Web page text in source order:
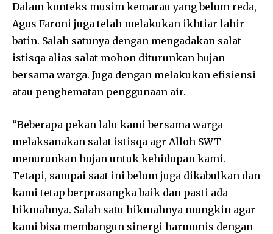
Dalam konteks musim kemarau yang belum reda,
Agus Faroni juga telah melakukan ikhtiar lahir
batin. Salah satunya dengan mengadakan salat
istisqa alias salat mohon diturunkan hujan
bersama warga. Juga dengan melakukan efisiensi
atau penghematan penggunaan air.
“Beberapa pekan lalu kami bersama warga
melaksanakan salat istisqa agr Alloh SWT
menurunkan hujan untuk kehidupan kami.
Tetapi, sampai saat ini belum juga dikabulkan dan
kami tetap berprasangka baik dan pasti ada
hikmahnya. Salah satu hikmahnya mungkin agar
kami bisa membangun sinergi harmonis dengan